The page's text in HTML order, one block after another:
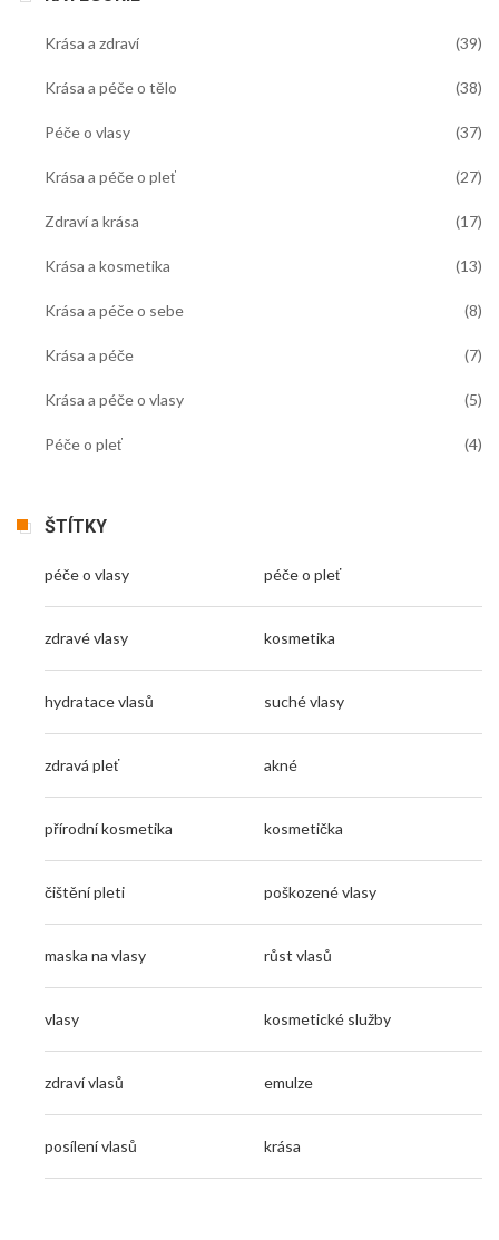
Krása a zdraví (39)
Krása a péče o tělo (38)
Péče o vlasy (37)
Krása a péče o pleť (27)
Zdraví a krása (17)
Krása a kosmetika (13)
Krása a péče o sebe (8)
Krása a péče (7)
Krása a péče o vlasy (5)
Péče o pleť (4)
ŠTÍTKY
péče o vlasy péče o pleť
zdravé vlasy kosmetika
hydratace vlasů suché vlasy
zdravá pleť akné
přírodní kosmetika kosmetička
čištění pleti poškozené vlasy
maska na vlasy růst vlasů
vlasy kosmetické služby
zdraví vlasů emulze
posílení vlasů krása